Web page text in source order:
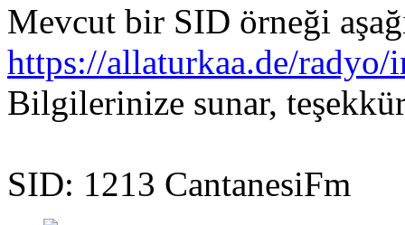
Mevcut bir SID örneği
https://allaturkaa.de/radyo/
Bilgilerinize sunar,
SID: 1213 CantanesiFm